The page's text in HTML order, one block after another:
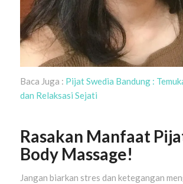
Baca Juga : Pijat Swedia Bandung :
dan Relaksasi Sejati
Rasakan Manfaat
Body Massage!
Jangan biarkan stres dan ketegangan